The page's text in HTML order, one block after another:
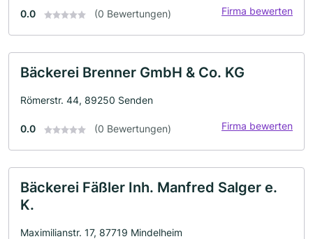
0.0 (0 Bewertungen) Firma bewerten
Bäckerei Brenner GmbH & Co. KG
Römerstr. 44, 89250 Senden
0.0 (0 Bewertungen) Firma bewerten
Bäckerei Fäßler Inh. Manfred Salger e.
K.
Maximilianstr. 17, 87719 Mindelheim